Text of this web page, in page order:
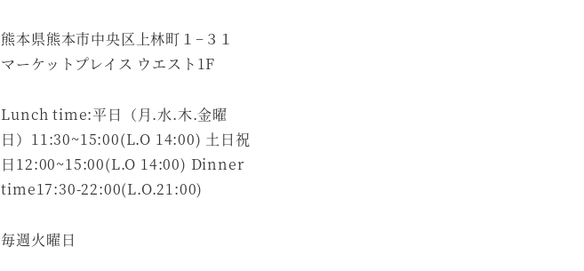
熊本県熊本市中央区上林町１−３１
マーケットプレイス ウエスト1F
Lunch time:平日（月.水.木.金曜
日）11:30~15:00(L.O 14:00) 土日祝
日12:00~15:00(L.O 14:00) Dinner
time17:30-22:00(L.O.21:00)
毎週火曜日